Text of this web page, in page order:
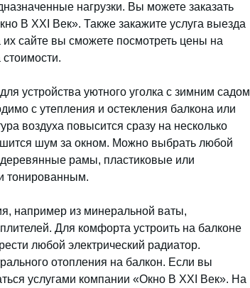
нагрузки. Вы можете заказать
В XXI Век». Также закажите услуга выезда
сайте вы сможете посмотреть цены на
стоимости.
устройства уютного уголка с зимним садом
с утепления и остекления балкона или
воздуха повысится сразу на несколько
шум за окном. Можно выбрать любой
рамы, пластиковые или
тонированным.
например из минеральной ваты,
Для комфорта устроить на балконе
любой электрический радиатор.
отопления на балкон. Если вы
услугами компании «Окно В XXI Век». На